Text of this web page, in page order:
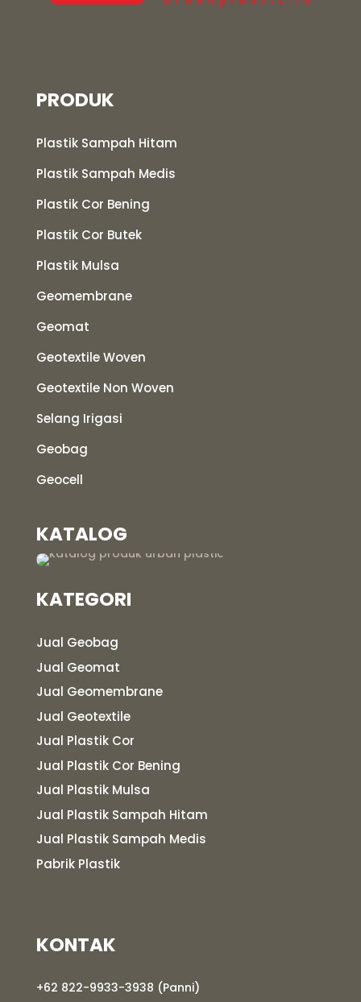
PRODUK
Plastik Sampah Hitam
Plastik Sampah Medis
Plastik Cor Bening
Plastik Cor Butek
Plastik Mulsa
Geomembrane
Geomat
Geotextile Woven
Geotextile Non Woven
Selang Irigasi
Geobag
Geocell
KATALOG
KATEGORI
Jual Geobag
Jual Geomat
Jual Geomembrane
Jual Geotextile
Jual Plastik Cor
Jual Plastik Cor Bening
Jual Plastik Mulsa
Jual Plastik Sampah Hitam
Jual Plastik Sampah Medis
Pabrik Plastik
KONTAK
+62 822-9933-3938 (Panni)